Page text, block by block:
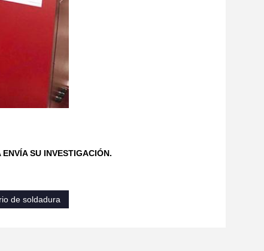
SU INVESTIGACIÓN.
de soldadura